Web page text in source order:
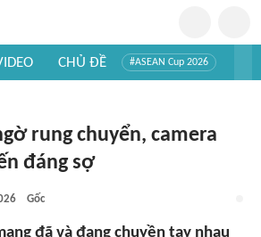
CHỦ ĐỀ #ASEAN Cup 2026
rung chuyển, camera
đáng sợ
Gốc
đã và đang chuyền tay nhau